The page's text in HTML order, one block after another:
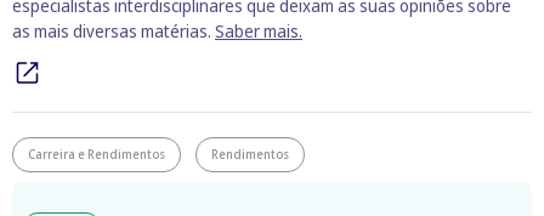
especialistas interdisciplinares que deixam as suas opiniões sobre
as mais diversas matérias. Saber mais.
Carreira e Rendimentos Rendimentos